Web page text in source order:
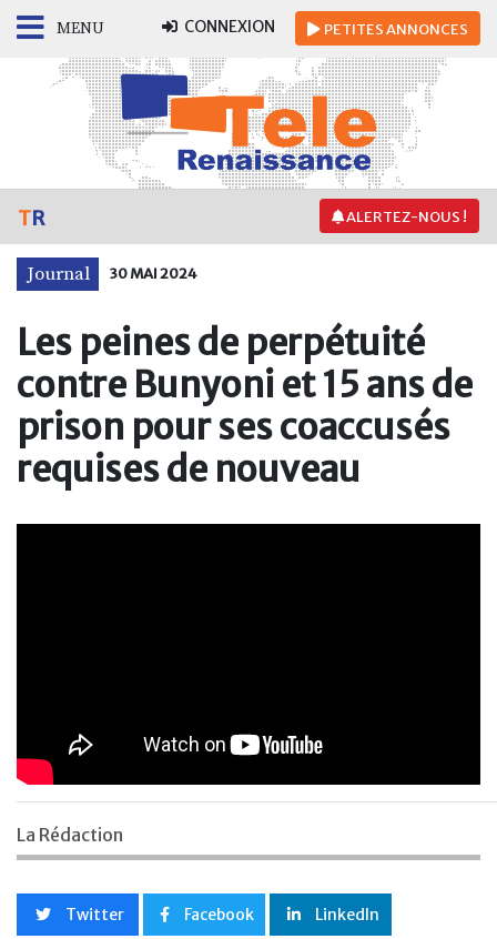
MENU CONNEXION PETITESANNONCES
ALERTEZ-NOUS !
TR
Journal 30 MAI 2024
Les peines de perpétuité
contre Bunyoni et 15 ans de
prison pour ses coaccusés
requises de nouveau
La Rédaction
Twitter Facebook LinkedIn